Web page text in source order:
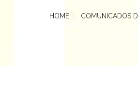
HOME COMUNICADOS